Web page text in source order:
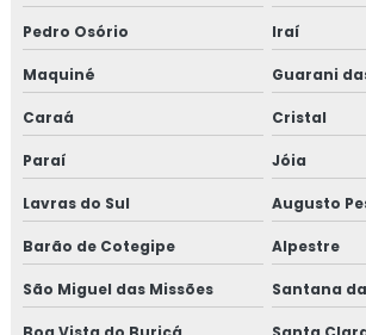
Pedro Osório Iraí
Maquiné Guarani
Caraá Cristal
Paraí Jóia
Lavras do Sul Augusto
Barão de Cotegipe Alpestre
São Miguel das Missões Santana